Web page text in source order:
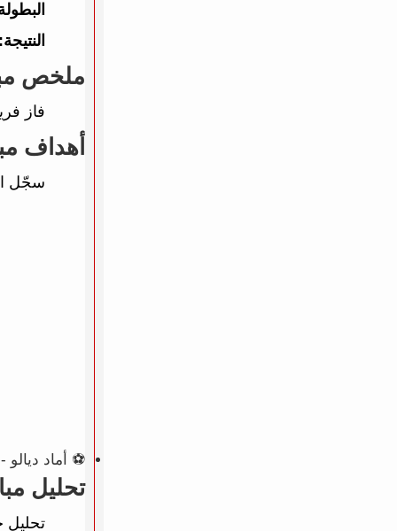
ملخص
فاز
أهداف
سجّل
⚽ أماد ديالو -
تحليل
تحليل